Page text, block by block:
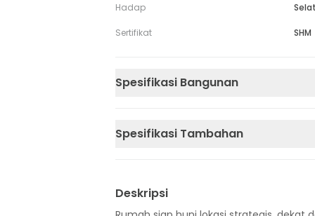
Hadap
Sertifikat SHM
Spesifikasi Bangunan
Spesifikasi Tambahan
Deskripsi